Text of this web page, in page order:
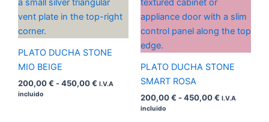
PLATO DUCHA STONE
MIO BEIGE
200,00€ -450,00€
precios:
desde
hasta
I.V.A
incluido
PLATO DUCHA STONE
SMART ROSA
200,00€ -450,00€
desde
200,00 €
hasta
I.V.A
incluido